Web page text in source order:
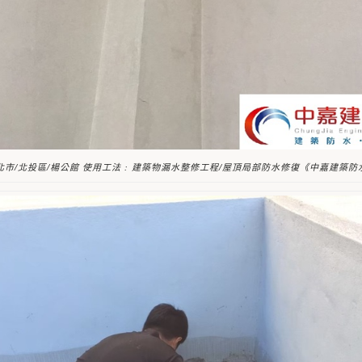
市/北投區/楊公館 使用工法 : 建築物漏水整修工程/屋頂局部防水修復《中嘉建築防